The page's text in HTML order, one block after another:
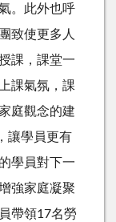
。此外也呼
致使更多人
課，課堂一
課氣氛，課
庭觀念的建
讓學員更有
學員對下一
強家庭凝聚
帶領17名勞